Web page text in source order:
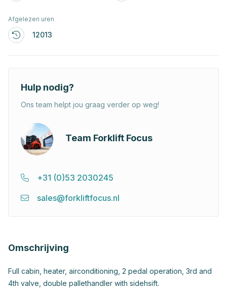
Afgelezen uren
12013
Hulp nodig?
Ons team helpt jou graag verder op weg!
Team Forklift Focus
+31 (0)53 2030245
sales@forkliftfocus.nl
Omschrijving
Full cabin, heater, airconditioning, 2 pedal operation, 3rd and
4th valve, double pallethandler with sidehsift.